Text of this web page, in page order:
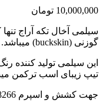
10,000,000 تومان
سیلمی آخال تکه آراج تنها
گوزنی (buckskin) میباشد.
این سیلمی تولید کننده
تیپ زیبای اسب ترکمن
جهت کشش و اسپرم 09124608266